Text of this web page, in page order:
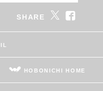
SHARE
HOBONICHI HOME